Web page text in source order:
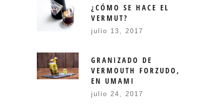
¿CÓMO SE HACE EL
VERMUT?
julio 13, 2017
GRANIZADO DE
VERMOUTH FORZUDO,
EN UMAMI
julio 24, 2017